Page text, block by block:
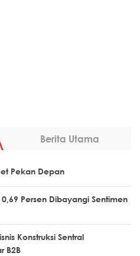
Berita Utama
Pekan Depan
Persen Dibayangi Sentimen
Konstruksi Sentral
B2B